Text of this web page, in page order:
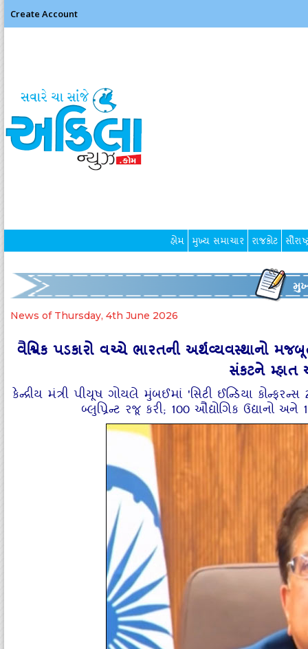
Create Account
હોમ મુખ્ય સમાચાર રાજકોટ
News of Thursday, 4th June 2026
વૈશ્વિક પડકારો વચ્ચે ભારતની અર્થવ્યવસ્થાનો
સંકટને
કેન્દ્રીય મંત્રી પીયૂષ ગોયલે મુંબઈમાં 'સિટી ઈન્ડિયા
બ્લુપ્રિન્ટ રજૂ કરી; 100 ઔદ્યોગિક ઉદ્યાનો